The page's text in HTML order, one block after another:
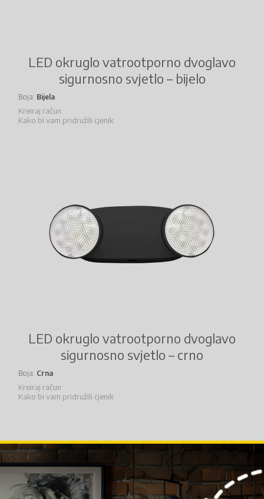
LED okruglo vatrootporno dvoglavo
sigurnosno svjetlo – bijelo
Boja Bijela
Kreiraj račun
Kako bi vam pridružili cjenik
LED okruglo vatrootporno dvoglavo
sigurnosno svjetlo – crno
Boja Crna
Kreiraj račun
Kako bi vam pridružili cjenik